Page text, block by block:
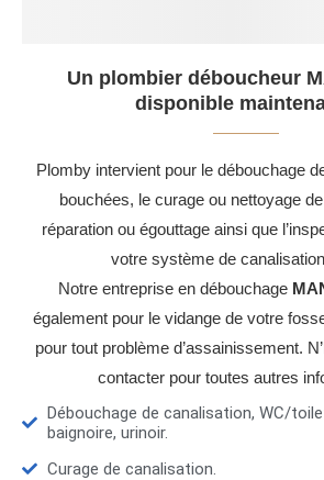
Un plombier déboucheur
disponible
Plomby intervient pour le débouchage
bouchées, le curage ou nettoyage
réparation ou égouttage ainsi que
votre système de
Notre entreprise en débouchage
également pour le vidange de votre
pour tout problème d’assainissement.
contacter pour toutes autres
Débouchage de canalisation, WC/
baignoire, urinoir.
Curage de canalisation.